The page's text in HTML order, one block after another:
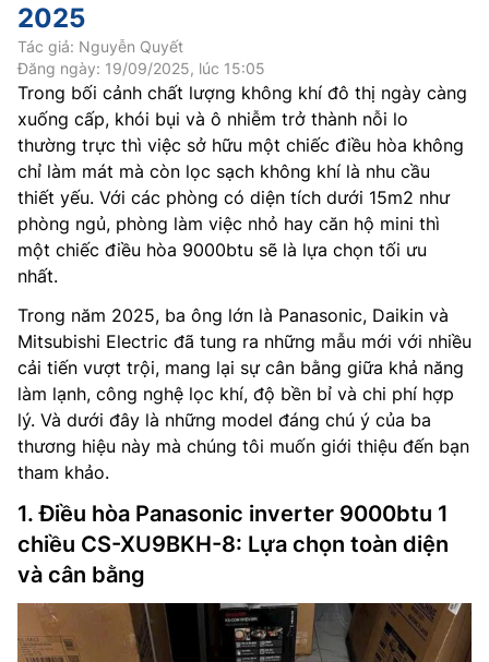
2025
Tác giả: Nguyễn Quyết
Đăng ngày: 19/09/2025, lúc 15:05
Trong bối cảnh chất lượng không khí đô thị ngày càng
xuống cấp, khói bụi và ô nhiễm trở thành nỗi lo
thường trực thì việc sở hữu một chiếc điều hòa không
chỉ làm mát mà còn lọc sạch không khí là nhu cầu
thiết yếu. Với các phòng có diện tích dưới 15m2 như
phòng ngủ, phòng làm việc nhỏ hay căn hộ mini thì
một chiếc điều hòa 9000btu sẽ là lựa chọn tối ưu
nhất.
Trong năm 2025, ba ông lớn là Panasonic, Daikin và
Mitsubishi Electric đã tung ra những mẫu mới với nhiều
cải tiến vượt trội, mang lại sự cân bằng giữa khả năng
làm lạnh, công nghệ lọc khí, độ bền bỉ và chi phí hợp
lý. Và dưới đây là những model đáng chú ý của ba
thương hiệu này mà chúng tôi muốn giới thiệu đến bạn
tham khảo.
1. Điều hòa Panasonic inverter 9000btu 1
chiều CS-XU9BKH-8: Lựa chọn toàn diện
và cân bằng